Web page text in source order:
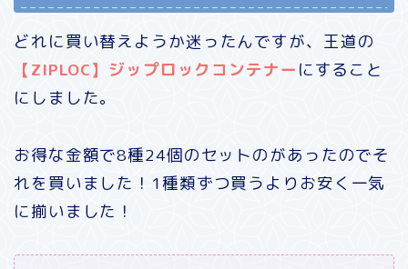
どれに買い替えようか迷ったんですが、王道の
【ZIPLOC】ジップロックコンテナー にすること
にしました。
お得な金額で8種24個のセットのがあったのでそ
れを買いました！1種類ずつ買うよりお安く一気
に揃いました！